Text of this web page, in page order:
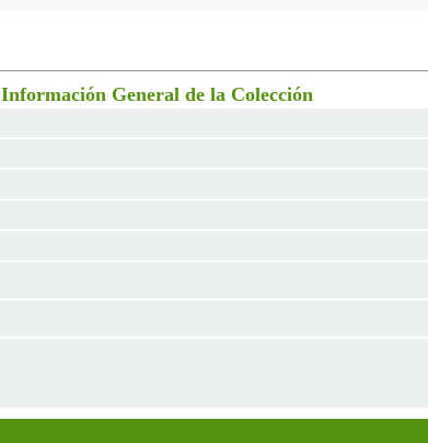
Información General de la Colección